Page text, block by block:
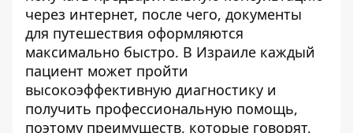
через интернет, после чего, документы
для путешествия оформляются
максимально быстро. В Израиле каждый
пациент может пройти
высокоэффективную диагностику и
получить профессиональную помощь,
поэтому преимуществ, которые говорят,